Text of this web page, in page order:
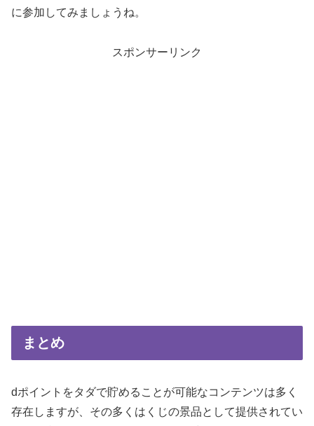
に参加してみましょうね。
スポンサーリンク
まとめ
dポイントをタダで貯めることが可能なコンテンツは多く
存在しますが、その多くはくじの景品として提供されてい